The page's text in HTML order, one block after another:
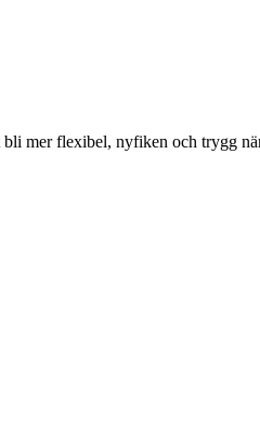
mer flexibel, nyfiken och trygg